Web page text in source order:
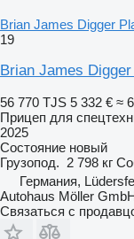
Brian James Digger
19
Brian James
56 770 TJS 5 332 € ≈
Прицеп для
2025
Состояние новый
Грузопод. 2 798 кг
Германия,
Autohaus Möller
Связаться с